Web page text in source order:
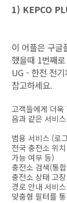
1) KEPCO
이 어플은 구글
했을때 1번째
UG - 한전 전
참고하세요.
고객들에게 더
음과 같은 서비
범용 서비스 (로
전국 충전소 위
가능 여부 등)
충전소 검색(통
충전소 상태 고
경로 안내 서비
맞춤형 필터를